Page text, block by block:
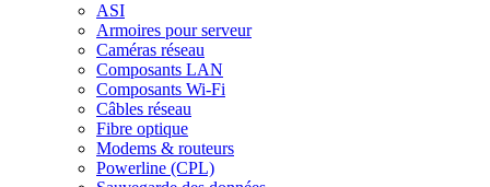
ASI
Armoires pour serveur
Caméras réseau
Composants LAN
Composants Wi-Fi
Câbles réseau
Fibre optique
Modems & routeurs
Powerline (CPL)